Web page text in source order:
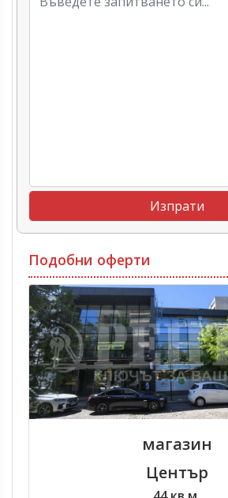
Подобни оферти
магазин
Център